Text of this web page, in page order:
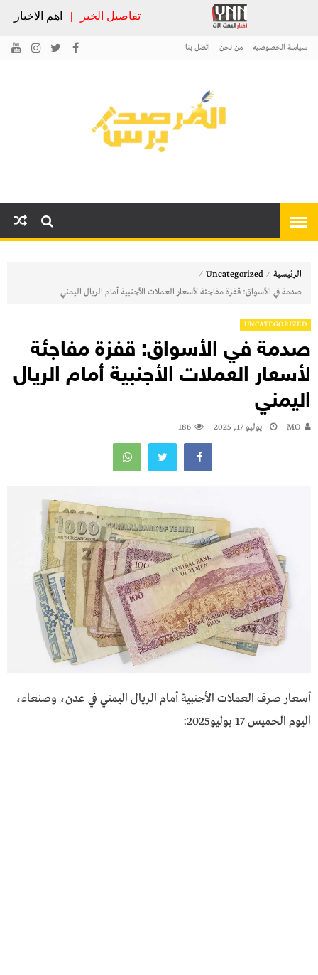
تفاصيل الخبر | اهم الاخبار